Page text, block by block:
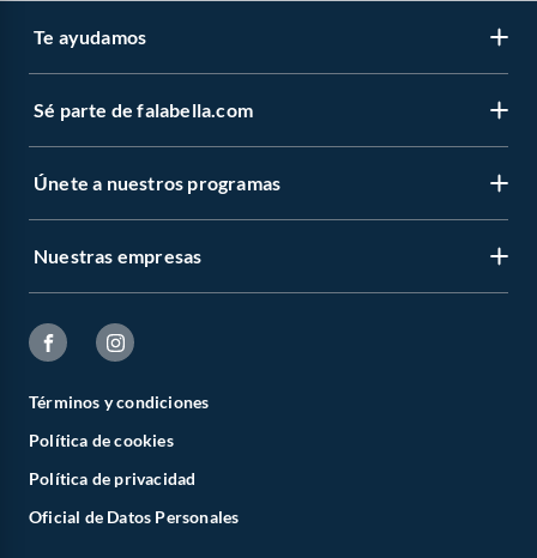
Te ayudamos
Sé parte de falabella.com
Únete a nuestros programas
Nuestras empresas
Términos y condiciones
Política de cookies
Política de privacidad
Oficial de Datos Personales